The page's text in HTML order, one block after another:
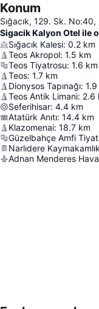
Konum
Sığacık, 129. Sk.
Sigacik Kalyon Otel ile
Sığacık Kalesi: 0.2 km
Teos Akropol: 1.5 km
Teos Tiyatrosu: 1.6 km
Teos: 1.7 km
Dionysos Tapınağı: 1.9
Teos Antik Limani: 2.6
Seferihisar: 4.4 km
Atatürk Anıtı: 14.4 km
Klazomenai: 18.7 km
Güzelbahçe Amfi
Narlıdere
Adnan Menderes